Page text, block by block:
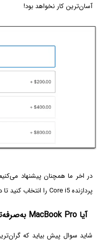
آسان‌ترین کار نخواهد بود!
در اخر ما همچنان پیشنهاد
پردازنده Core i5 را انتخاب کنید تا در آینده به مشکل برنخورید.
آیا MacBook Pro به‌صرفه‌تر نیست؟